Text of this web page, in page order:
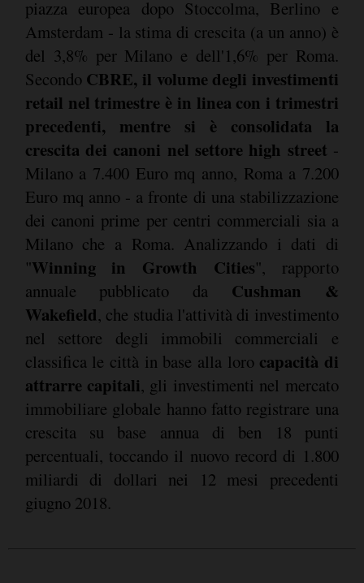
piazza europea dopo Stoccolma, Berlino e
Amsterdam - la stima di crescita (a un anno) è
del 3,8% per Milano e dell'1,6% per Roma.
SecondoCBRE, il volume degli investimenti
retail nel trimestre è in linea con i trimestri
precedenti, mentre si è consolidata la
crescita dei canoni nel settore high street -
Milano a 7.400 Euro mq anno, Roma a 7.200
Euro mq anno - a fronte di una stabilizzazione
dei canoni prime per centri commerciali sia a
Milano che a Roma. Analizzando i dati di
"Winning in Growth Cities", rapporto
annuale pubblicato da Cushman &
Wakefield, che studia l'attività di investimento
nel settore degli immobili commerciali e
classifica le città in base alla lorocapacità di
attrarre capitali, gli investimenti nel mercato
immobiliare globale hanno fatto registrare una
crescita su base annua di ben 18 punti
percentuali, toccando il nuovo record di 1.800
miliardi di dollari nei 12 mesi precedenti
giugno 2018.